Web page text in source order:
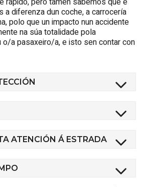
a diferenza dun coche, a carrocería
polo que un impacto nun accidente
na súa totalidade pola
a pasaxeiro/a, e isto sen contar con
ATENCIÓN Á ESTRADA